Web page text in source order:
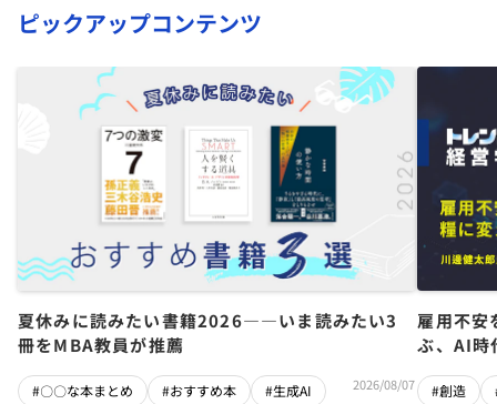
ピックアップコンテンツ
夏休みに読みたい書籍2026――いま読みたい3
冊をMBA教員が推薦
#〇〇な本まとめ #おすすめ本 #生成AI 2026/08/07
雇用不
ぶ、AI時
#創造